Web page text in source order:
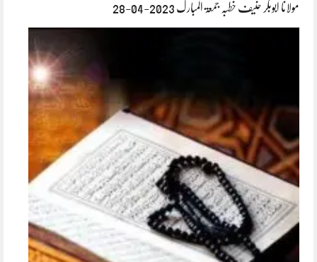
مولانا ابوبکر حنیف خطبہ جمعۃ المبارک 2023-04-28